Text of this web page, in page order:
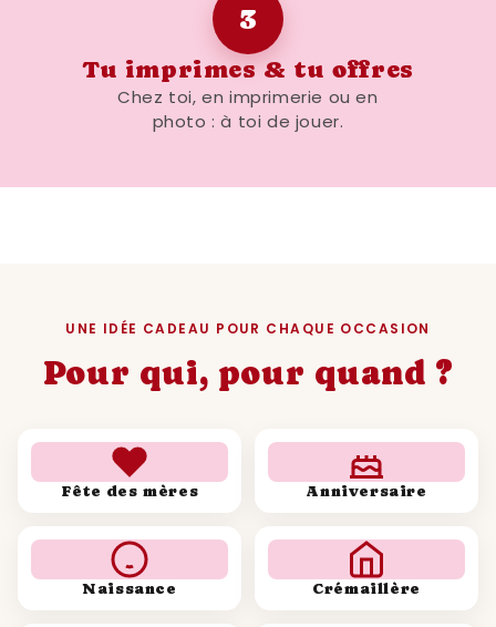
3
Tu imprimes & tu offres
Chez toi, en imprimerie ou en
photo : à toi de jouer.
UNE IDÉE CADEAU POUR CHAQUE OCCASION
Pour qui, pour quand ?
Fête des mères Anniversaire
Naissance Crémaillère